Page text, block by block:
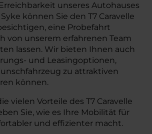
unseres Autohauses
können Sie den T7 Caravelle
eine Probefahrt
von unserem erfahrenen Team
lassen. Wir bieten Ihnen auch
und Leasingoptionen,
zu attraktiven
können.
vielen Vorteile des T7 Caravelle
Sie, wie es Ihre Mobilität für
und effizienter macht.